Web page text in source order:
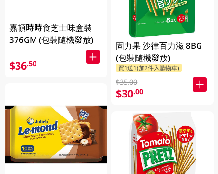
嘉頓時時食芝士味盒裝
376GM (包裝隨機發放)
$36.50
固力果 沙律百力滋 8BG
(包裝隨機發放)
買1送1(加2件入購物車)
$35.00
$30.00